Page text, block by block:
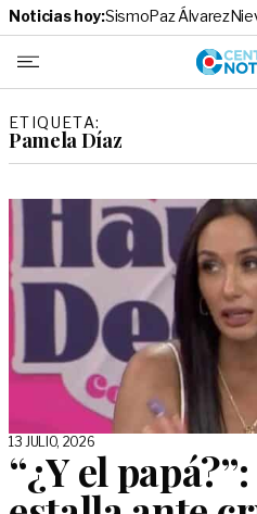
Noticias hoy:SismoPaz Álvarez
ETIQUETA:
Pamela Díaz
13 JULIO, 2026
“¿Y el